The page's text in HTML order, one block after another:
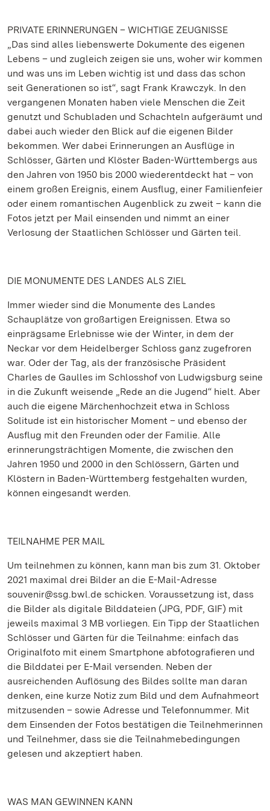
PRIVATE ERINNERUNGEN – WICHTIGE ZEUGNISSE
„Das sind alles liebenswerte Dokumente des eigenen
Lebens – und zugleich zeigen sie uns, woher wir kommen
und was uns im Leben wichtig ist und dass das schon
seit Generationen so ist“, sagt Frank Krawczyk. In den
vergangenen Monaten haben viele Menschen die Zeit
genutzt und Schubladen und Schachteln aufgeräumt und
dabei auch wieder den Blick auf die eigenen Bilder
bekommen. Wer dabei Erinnerungen an Ausflüge in
Schlösser, Gärten und Klöster Baden-Württembergs aus
den Jahren von 1950 bis 2000 wiederentdeckt hat – von
einem großen Ereignis, einem Ausflug, einer Familienfeier
oder einem romantischen Augenblick zu zweit – kann die
Fotos jetzt per Mail einsenden und nimmt an einer
Verlosung der Staatlichen Schlösser und Gärten teil.
DIE MONUMENTE DES LANDES ALS ZIEL
Immer wieder sind die Monumente des Landes
Schauplätze von großartigen Ereignissen. Etwa so
einprägsame Erlebnisse wie der Winter, in dem der
Neckar vor dem Heidelberger Schloss ganz zugefroren
war. Oder der Tag, als der französische Präsident
Charles de Gaulles im Schlosshof von Ludwigsburg seine
in die Zukunft weisende „Rede an die Jugend“ hielt. Aber
auch die eigene Märchenhochzeit etwa in Schloss
Solitude ist ein historischer Moment – und ebenso der
Ausflug mit den Freunden oder der Familie. Alle
erinnerungsträchtigen Momente, die zwischen den
Jahren 1950 und 2000 in den Schlössern, Gärten und
Klöstern in Baden-Württemberg festgehalten wurden,
können eingesandt werden.
TEILNAHME PER MAIL
Um teilnehmen zu können, kann man bis zum 31. Oktober
2021 maximal drei Bilder an die E-Mail-Adresse
souvenir@ssg.bwl.de schicken. Voraussetzung ist, dass
die Bilder als digitale Bilddateien (JPG, PDF, GIF) mit
jeweils maximal 3 MB vorliegen. Ein Tipp der Staatlichen
Schlösser und Gärten für die Teilnahme: einfach das
Originalfoto mit einem Smartphone abfotografieren und
die Bilddatei per E-Mail versenden. Neben der
ausreichenden Auflösung des Bildes sollte man daran
denken, eine kurze Notiz zum Bild und dem Aufnahmeort
mitzusenden – sowie Adresse und Telefonnummer. Mit
dem Einsenden der Fotos bestätigen die Teilnehmerinnen
und Teilnehmer, dass sie die Teilnahmebedingungen
gelesen und akzeptiert haben.
WAS MAN GEWINNEN KANN